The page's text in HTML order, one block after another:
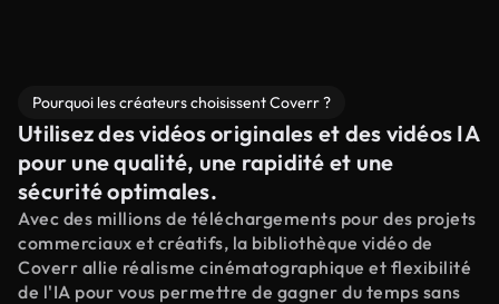
Pourquoi les créateurs choisissent Coverr ?
Utilisez des vidéos originales et des vidéos IA
pour une qualité, une rapidité et une
sécurité optimales.
Avec des millions de téléchargements pour des projets
commerciaux et créatifs, la bibliothèque vidéo de
Coverr allie réalisme cinématographique et flexibilité
de l'IA pour vous permettre de gagner du temps sans